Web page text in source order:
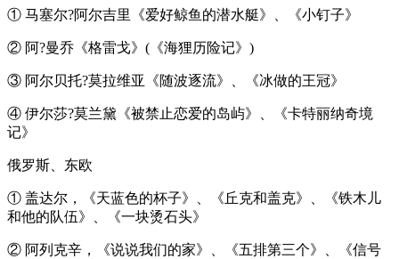
① 马塞尔?阿尔吉里《爱好鲸鱼的潜水艇》、《小钉子》
② 阿?曼乔《格雷戈》(《海狸历险记》)
③ 阿尔贝托?莫拉维亚《随波逐流》、《冰做的王冠》
④ 伊尔莎?莫兰黛《被禁止恋爱的岛屿》、《卡特丽纳奇境
记》
俄罗斯、东欧
① 盖达尔，《天蓝色的杯子》、《丘克和盖克》、《铁木儿
和他的队伍》、《一块烫石头》
② 阿列克辛，《说说我们的家》、《五排第三个》、《信号